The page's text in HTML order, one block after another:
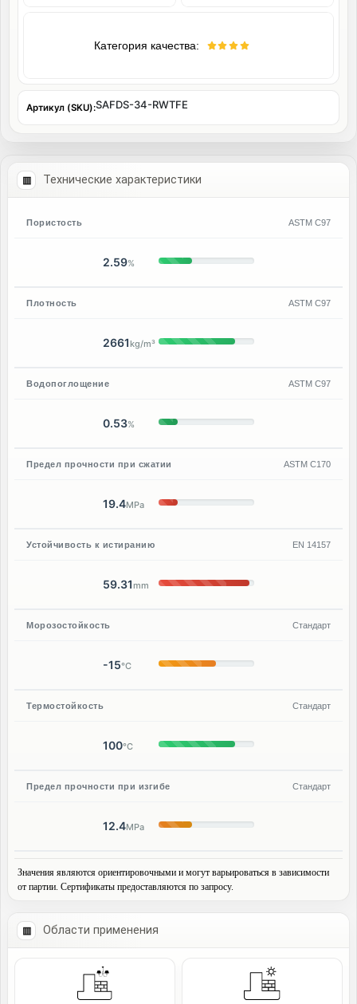
Категория качества:
Артикул (SKU):SAFDS-34-RWTFE
Технические характеристики
Пористость
2.59%
ASTM C97
Плотность
2661kg/m³
ASTM C97
Водопоглощение
0.53%
ASTM C97
Предел прочности при сжатии
19.4MPa
ASTM C170
Устойчивость к истиранию
59.31mm
EN 14157
Морозостойкость
-15°C
Стандарт
Термостойкость
100°C
Стандарт
Предел прочности при изгибе
12.4MPa
Стандарт
Значения являются ориентировочными и могут варьироваться в зависимости
от партии. Сертификаты предоставляются по запросу.
Области применения